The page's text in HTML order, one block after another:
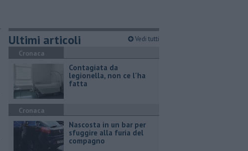
Ultimi articoli Vedi tutti
Cronaca
Contagiata da
legionella, non ce l'ha
fatta
Cronaca
Nascosta in un bar per
sfuggire alla furia del
compagno